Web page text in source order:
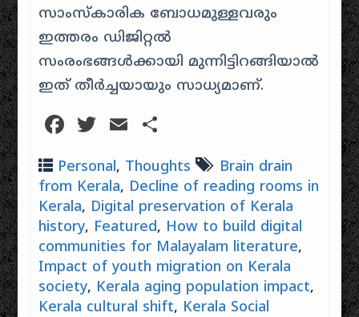
സാംസ്കാരിക ബോധമുള്ളവരും
ഇത്തരം ഡിജിറ്റൽ
സംരംഭങ്ങൾക്കായി മുന്നിട്ടിറങ്ങിയാൽ
ഇത് തീർച്ചയായും സാധ്യമാണ്.
Facebook
Twitter
Email
Personal, Thoughts
Brain drain
from Kerala, Decline of reading rooms in
Kerala, Digital preservation of Kerala
history, Featured, How to build digital
communities for Malayalam literature,
Impact of youth migration on Kerala
society, Kerala aging population impact,
Kerala cultural shift, Kerala Social